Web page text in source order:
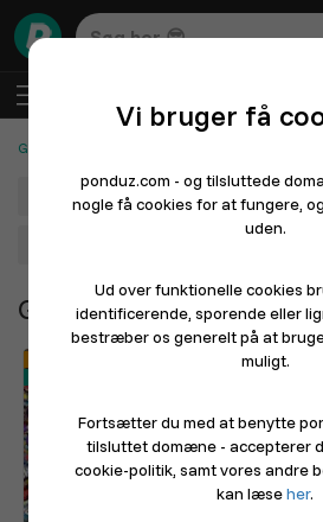
Gaming, spil og kort
Afdeling
Gaming, spil og kort
På vej
Vi bruger få
ponduz.com - og tilsluttede
nogle få cookies for at fungere,
uden.
Ud over funktionelle cookies
identificerende, sporende eller
bestræber os generelt på at
muligt.
Fortsætter du med at benytte
tilsluttet domæne - accepterer
cookie-politik, samt vores andre
kan læseher.